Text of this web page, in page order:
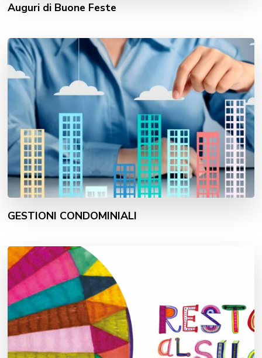
Auguri di Buone Feste
GESTIONI CONDOMINIALI